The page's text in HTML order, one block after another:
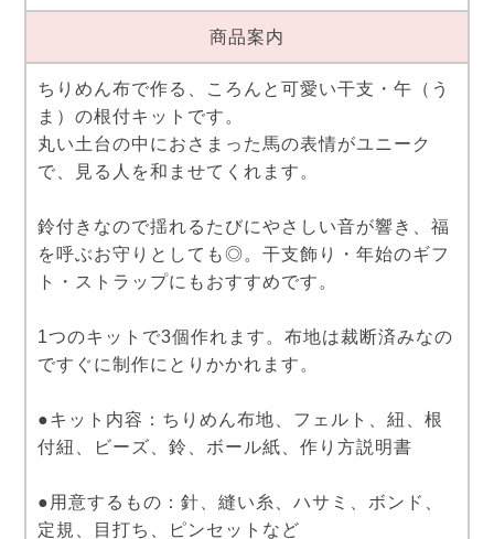
商品案内
ちりめん布で作る、ころんと可愛い干支・午（う
ま）の根付キットです。
丸い土台の中におさまった馬の表情がユニーク
で、見る人を和ませてくれます。
鈴付きなので揺れるたびにやさしい音が響き、福
を呼ぶお守りとしても◎。干支飾り・年始のギフ
ト・ストラップにもおすすめです。
1つのキットで3個作れます。布地は裁断済みなの
ですぐに制作にとりかかれます。
●キット内容：ちりめん布地、フェルト、紐、根
付紐、ビーズ、鈴、ボール紙、作り方説明書
●用意するもの：針、縫い糸、ハサミ、ボンド、
定規、目打ち、ピンセットなど